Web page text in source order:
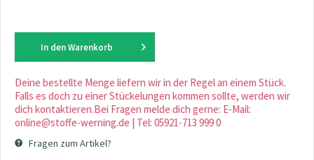
In den Warenkorb
Deine bestellte Menge liefern wir in der Regel an einem Stück.
Falls es doch zu einer Stückelungen kommen sollte, werden wir
dich kontaktieren.Bei Fragen melde dich gerne: E-Mail:
online@stoffe-werning.de | Tel: 05921-713 999 0
Fragen zum Artikel?